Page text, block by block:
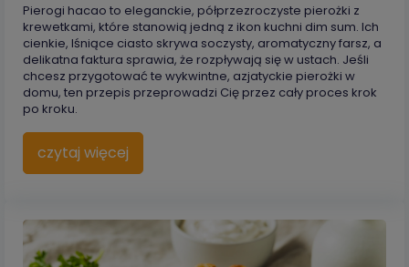
Pierogi hacao to eleganckie, półprzezroczyste pierożki z
krewetkami, które stanowią jedną z ikon kuchni dim sum. Ich
cienkie, lśniące ciasto skrywa soczysty, aromatyczny farsz, a
delikatna faktura sprawia, że rozpływają się w ustach. Jeśli
chcesz przygotować te wykwintne, azjatyckie pierożki w
domu, ten przepis przeprowadzi Cię przez cały proces krok
po kroku.
czytaj więcej